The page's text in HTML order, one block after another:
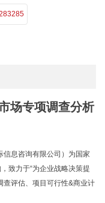
场专项调查分析
息咨询有限公司）为国家
致力于“为企业战略决策提
查评估、项目可行性&商业计